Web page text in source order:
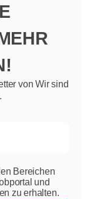
von Wir sind
Bereichen
und
zu erhalten.